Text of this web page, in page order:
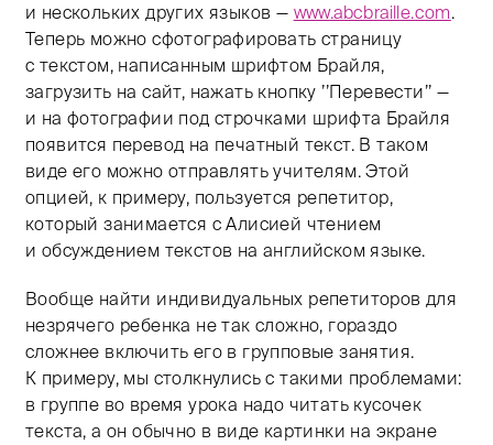
и нескольких других языков — www.abcbraille.com.
Теперь можно сфотографировать страницу
с текстом, написанным шрифтом Брайля,
загрузить на сайт, нажать кнопку ’’Перевести’’ —
и на фотографии под строчками шрифта Брайля
появится перевод на печатный текст. В таком
виде его можно отправлять учителям. Этой
опцией, к примеру, пользуется репетитор,
который занимается с Алисией чтением
и обсуждением текстов на английском языке.
Вообще найти индивидуальных репетиторов для
незрячего ребенка не так сложно, гораздо
сложнее включить его в групповые занятия.
К примеру, мы столкнулись с такими проблемами:
в группе во время урока надо читать кусочек
текста, а он обычно в виде картинки на экране